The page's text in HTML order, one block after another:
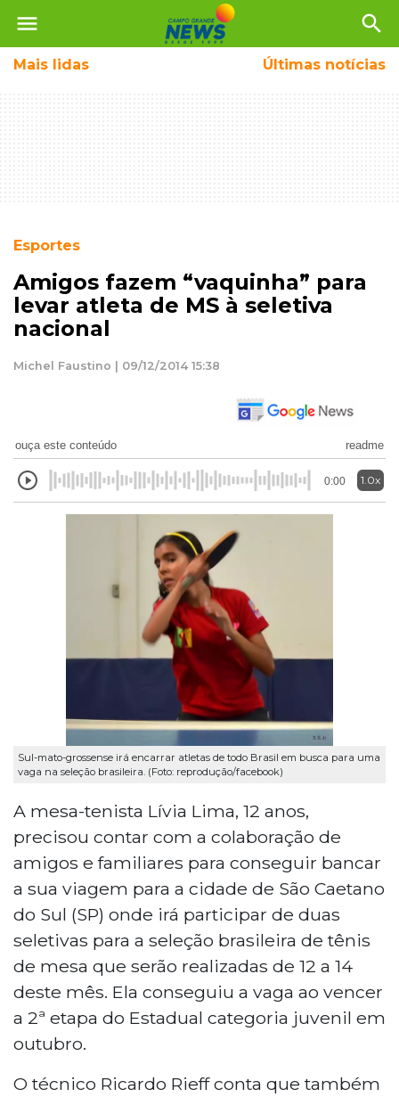
menu search
Mais lidas Últimas notícias
Esportes
Amigos fazem “vaquinha” para
levar atleta de MS à seletiva
nacional
Michel Faustino | 09/12/2014 15:38
ouça este conteúdo readme
0:00 1.0x
Sul-mato-grossense irá encarrar atletas de todo Brasil em busca para uma
vaga na seleção brasileira. (Foto: reprodução/facebook)
A mesa-tenista Lívia Lima, 12 anos,
precisou contar com a colaboração de
amigos e familiares para conseguir bancar
a sua viagem para a cidade de São Caetano
do Sul (SP) onde irá participar de duas
seletivas para a seleção brasileira de tênis
de mesa que serão realizadas de 12 a 14
deste mês. Ela conseguiu a vaga ao vencer
a 2ª etapa do Estadual categoria juvenil em
outubro.
O técnico Ricardo Rieff conta que também